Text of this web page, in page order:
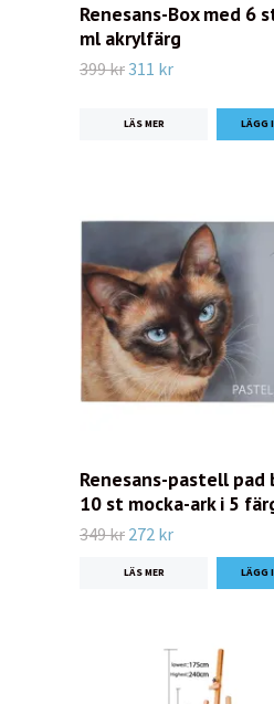
Renesans-Box med 6
ml akrylfärg
399 kr311 kr
LÄS MER
Renesans-pastell pad
10 st mocka-ark i 5
349 kr 272 kr
LÄS MER